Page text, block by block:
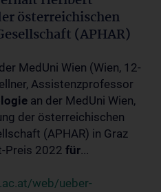
österreichischen
(APHAR)
MedUni Wien (Wien, 12-
Assistenzprofessor
an der MedUni Wien,
der österreichischen
(APHAR) in Graz
Preis 2022 für...
web/ueber-